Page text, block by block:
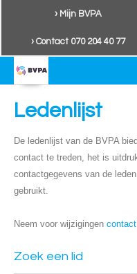
› Mijn BVPA
› Contact 070 204 40 77
Ledenlijst
De ledenlijst van de BVPA
contact te treden, het is
contactgegevens van de
gebruikt.
Neem voor wijzigingen contact
Zoek een lid